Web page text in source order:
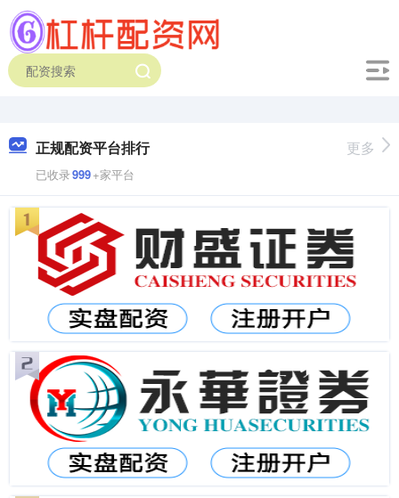
正规配资平台排行
已收录999+家平台
更多